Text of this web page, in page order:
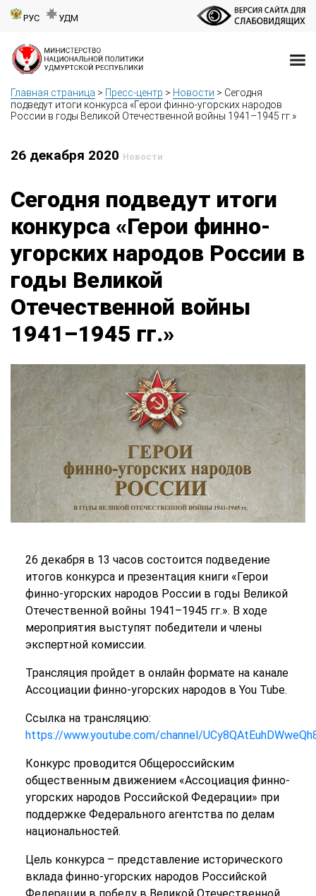
РУС УДМ
Главная страница > Пресс-центр > Новости > Сегодня
подведут итоги конкурса «Герои финно-угорских народов
России в годы Великой Отечественной войны 1941–1945 гг.»
26 декабря 2020 Новости
Сегодня подведут итоги
конкурса «Герои финно-
угорских народов России в
годы Великой
Отечественной войны
1941–1945 гг.»
26 декабря в 13 часов состоится подведение
итогов конкурса и презентация книги «Герои
финно-угорских народов России в годы Великой
Отечественной войны 1941–1945 гг.». В ходе
мероприятия выступят победители и члены
экспертной комиссии.
Трансляция пройдет в онлайн формате на канале
Ассоциации финно-угорских народов в You Tube.
Ссылка на трансляцию:
https://www.youtube.com/channel/
Конкурс проводится Общероссийским
общественным движением «Ассоциация финно-
угорских народов Российской Федерации» при
поддержке Федерального агентства по делам
национальностей.
Цель конкурса – представление исторического
вклада финно-угорских народов Российской